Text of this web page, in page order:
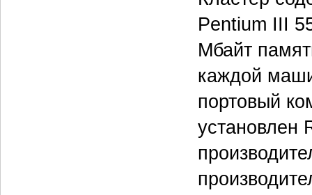
Pentium III
Мбайт
каждой
портовый
установлен